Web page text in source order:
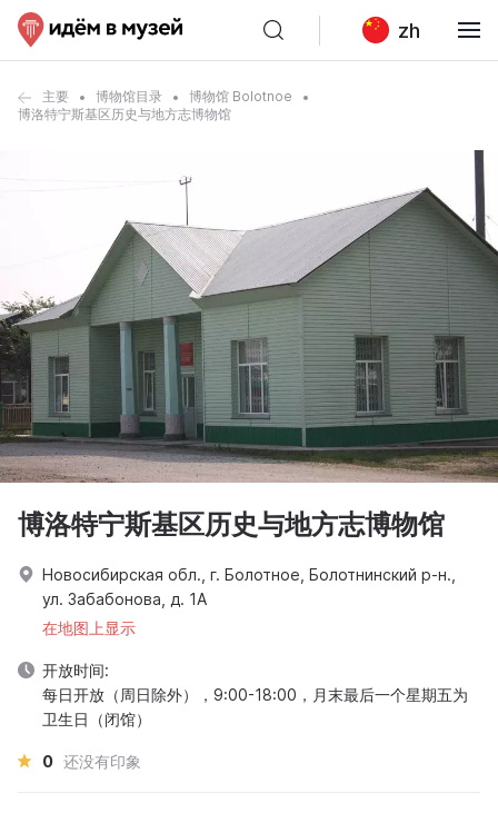
zh
主要 博物馆目录
博物馆 Bolotnoe
博洛特宁斯基区历史与地方志博物馆
博洛特宁斯基区历史与地方志博物馆
Новосибирская обл., г. Болотное, Болотнинский р-н.,
ул. Забабонова, д. 1А
在地图上显示
开放时间:
每日开放（周日除外），9:00-18:00，月末最后一个星期五为
卫生日（闭馆）
0 还没有印象